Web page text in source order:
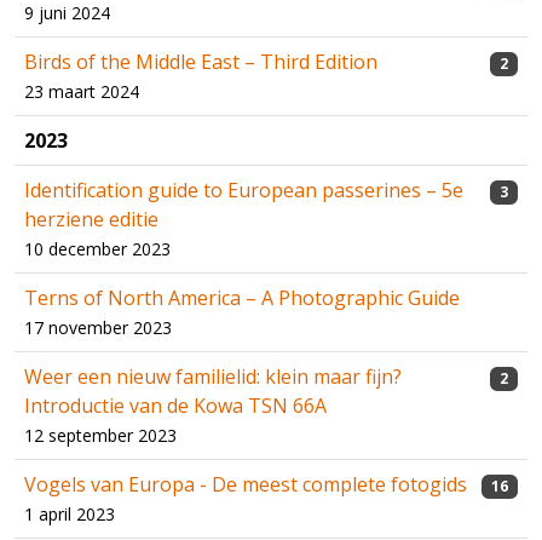
9 juni 2024
Birds of the Middle East – Third Edition
23 maart 2024
2
2023
Identification guide to European passerines – 5e
herziene editie
10 december 2023
3
Terns of North America – A Photographic Guide
17 november 2023
Weer een nieuw familielid: klein maar fijn?
Introductie van de Kowa TSN 66A
12 september 2023
2
Vogels van Europa - De meest complete fotogids
1 april 2023
16